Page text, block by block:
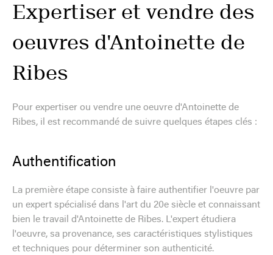
Expertiser et vendre des
oeuvres d'Antoinette de
Ribes
Pour expertiser ou vendre une oeuvre d'Antoinette de
Ribes, il est recommandé de suivre quelques étapes clés :
Authentification
La première étape consiste à faire authentifier l'oeuvre par
un expert spécialisé dans l'art du 20e siècle et connaissant
bien le travail d'Antoinette de Ribes. L'expert étudiera
l'oeuvre, sa provenance, ses caractéristiques stylistiques
et techniques pour déterminer son authenticité.